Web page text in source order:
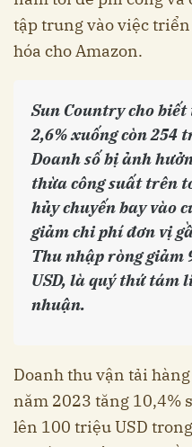
tập trung vào việc
hóa cho Amazon.
Sun Country cho
2,6% xuống còn 254
Doanh số bị ảnh
thừa công suất trên
hủy chuyến bay vào
giảm chi phí đơn vị
Thu nhập ròng giảm
USD, là quý thứ tám
nhuận.
Doanh thu vận tải
năm 2023 tăng 10,4%
lên 100 triệu USD